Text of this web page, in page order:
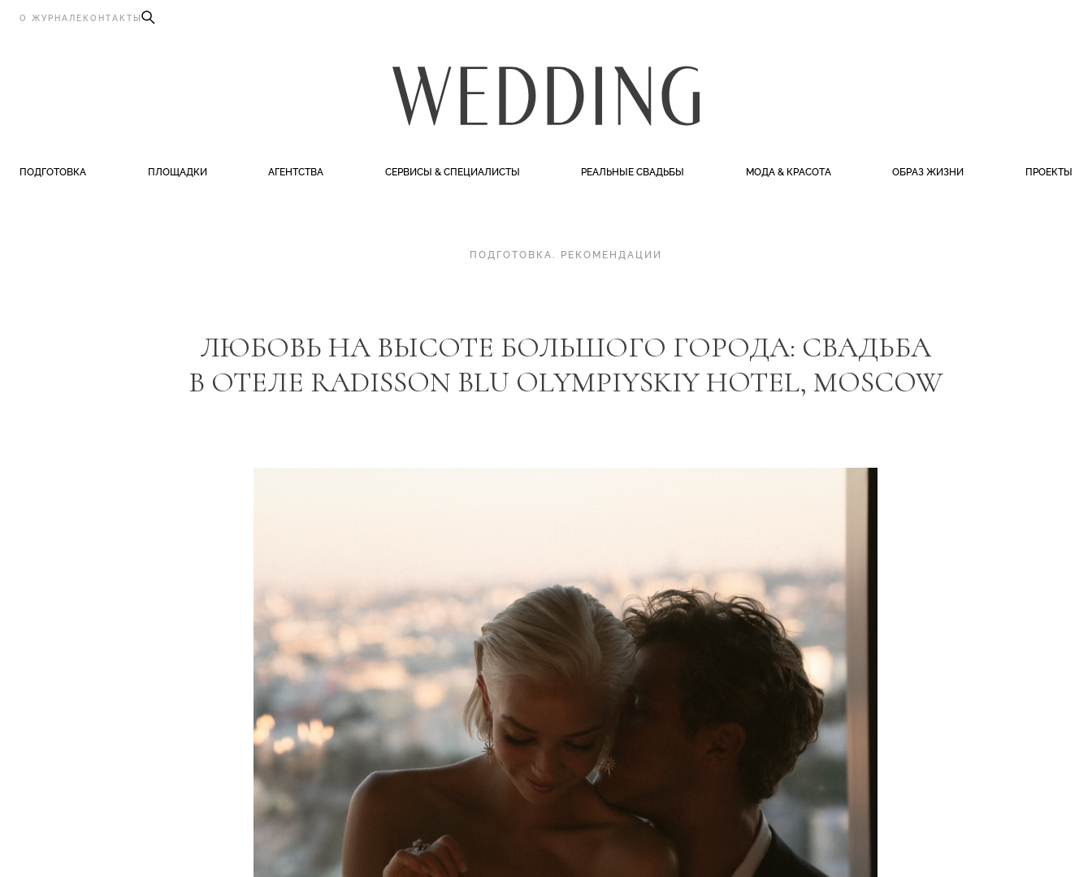
О ЖУРНАЛЕ КОНТАКТЫ
ПОДГОТОВКА ПЛОЩАДКИ АГЕНТСТВА СЕРВИСЫ & СПЕЦИАЛИСТЫ РЕАЛЬНЫЕ СВАДЬБЫ МОДА & КРАСОТА ОБРАЗ ЖИЗНИ ПРОЕКТЫ
ПОДГОТОВКА. РЕКОМЕНДАЦИИ
ЛЮБОВЬ НА ВЫСОТЕ БОЛЬШОГО ГОРОДА: СВАДЬБА
В ОТЕЛЕ RADISSON BLU OLYMPIYSKIY HOTEL, MOSCOW